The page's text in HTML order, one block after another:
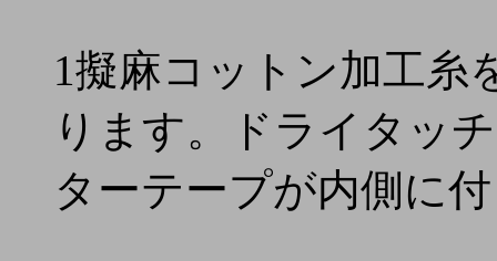
1擬麻コットン加工糸
ります。ドライタッ
ターテープが内側に